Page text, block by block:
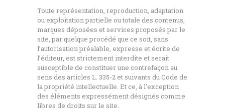
Toute représentation, reproduction, adaptation
ou exploitation partielle ou totale des contenus,
marques déposées et services proposés par le
site, par quelque procédé que ce soit, sans
l’autorisation préalable, expresse et écrite de
l’éditeur, est strictement interdite et serait
susceptible de constituer une contrefaçon au
sens des articles L. 335-2 et suivants du Code de
la propriété intellectuelle. Et ce, à l’exception
des éléments expressément désignés comme
libres de droits sur le site.